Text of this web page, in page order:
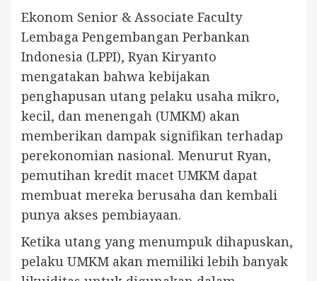
Ekonom Senior & Associate Faculty
Lembaga Pengembangan Perbankan
Indonesia (LPPI), Ryan Kiryanto
mengatakan bahwa kebijakan
penghapusan utang pelaku usaha mikro,
kecil, dan menengah (UMKM) akan
memberikan dampak signifikan terhadap
perekonomian nasional. Menurut Ryan,
pemutihan kredit macet UMKM dapat
membuat mereka berusaha dan kembali
punya akses pembiayaan.
Ketika utang yang menumpuk dihapuskan,
pelaku UMKM akan memiliki lebih banyak